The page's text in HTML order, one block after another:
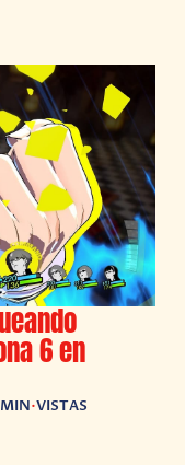
6 en
•VISTAS